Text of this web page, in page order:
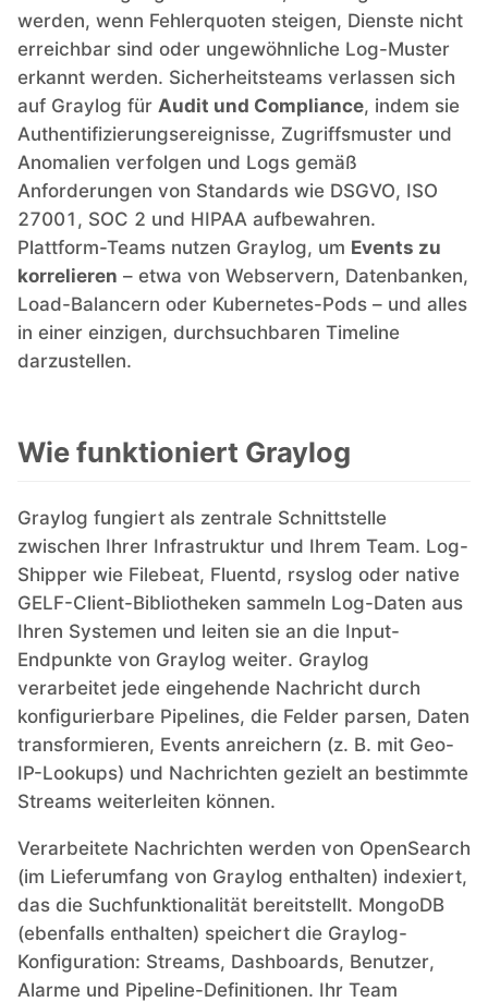
RethinkDB
Ruby
TimescaleDB
Valkey
Wazuh
werden, wenn Fehlerquoten steigen, Dienste nicht
erreichbar sind oder ungewöhnliche Log-Muster
erkannt werden. Sicherheitsteams verlassen sich
auf Graylog für Audit und Compliance, indem sie
Authentifizierungsereignisse, Zugriffsmuster und
Anomalien verfolgen und Logs gemäß
Anforderungen von Standards wie DSGVO, ISO
27001, SOC 2 und HIPAA aufbewahren.
Plattform-Teams nutzen Graylog, um Events zu
korrelieren – etwa von Webservern, Datenbanken,
Load-Balancern oder Kubernetes-Pods – und alles
in einer einzigen, durchsuchbaren Timeline
darzustellen.
Wie funktioniert Graylog
Graylog fungiert als zentrale Schnittstelle
zwischen Ihrer Infrastruktur und Ihrem Team. Log-
Shipper wie Filebeat, Fluentd, rsyslog oder native
GELF-Client-Bibliotheken sammeln Log-Daten aus
Ihren Systemen und leiten sie an die Input-
Endpunkte von Graylog weiter. Graylog
verarbeitet jede eingehende Nachricht durch
konfigurierbare Pipelines, die Felder parsen, Daten
transformieren, Events anreichern (z. B. mit Geo-
IP-Lookups) und Nachrichten gezielt an bestimmte
Streams weiterleiten können.
Verarbeitete Nachrichten werden von OpenSearch
(im Lieferumfang von Graylog enthalten) indexiert,
das die Suchfunktionalität bereitstellt. MongoDB
(ebenfalls enthalten) speichert die Graylog-
Konfiguration: Streams, Dashboards, Benutzer,
Alarme und Pipeline-Definitionen. Ihr Team